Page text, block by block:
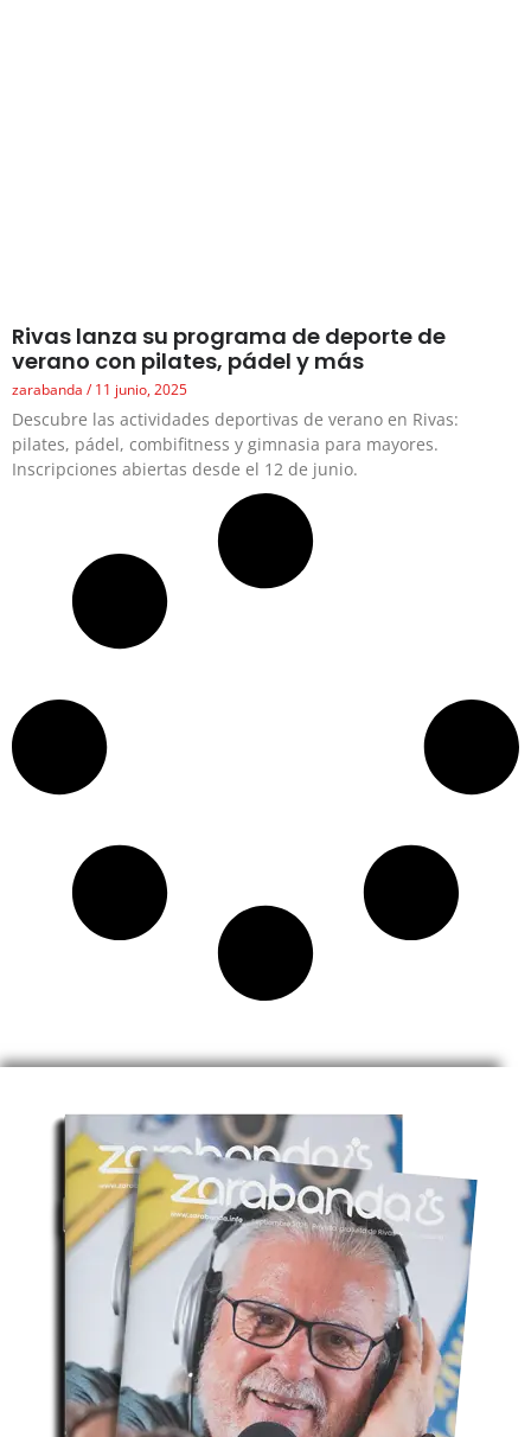
Rivas lanza su programa de deporte de
verano con pilates, pádel y más
zarabanda 11 junio, 2025
Descubre las actividades deportivas de verano en Rivas:
pilates, pádel, combifitness y gimnasia para mayores.
Inscripciones abiertas desde el 12 de junio.